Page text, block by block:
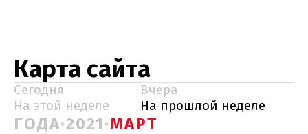
Карта сайта
Сегодня
Вчера
На этой неделе
На прошлой неделе
ГОДА 2021 МАРТ